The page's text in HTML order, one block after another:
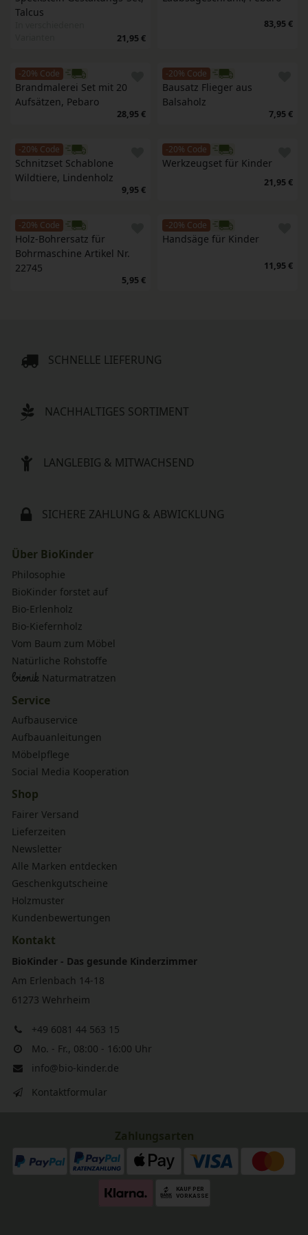
Talcus
21,95 €
83,95 €
-20% Code
Brandmalerei Set mit 20
Aufsätzen, Pebaro
28,95 €
-20% Code
Bausatz Flieger aus
Balsaholz
7,95 €
-20% Code
Schnitzset Schablone
Wildtiere, Lindenholz
9,95 €
-20% Code
Werkzeugset für Kinder
21,95 €
-20% Code
Holz-Bohrersatz für
Bohrmaschine Artikel Nr.
22745
5,95 €
-20% Code
Handsäge für Kinder
11,95 €
SCHNELLE LIEFERUNG
NACHHALTIGES SORTIMENT
LANGLEBIG & MITWACHSEND
SICHERE ZAHLUNG & ABWICKLUNG
Über BioKinder
Philosophie
BioKinder forstet auf
Bio-Erlenholz
Bio-Kiefernholz
Vom Baum zum Möbel
Natürliche Rohstoffe
bionik Naturmatratzen
Service
Aufbauservice
Aufbauanleitungen
Möbelpflege
Social Media Kooperation
Shop
Fairer Versand
Lieferzeiten
Newsletter
Alle Marken entdecken
Geschenkgutscheine
Holzmuster
Kundenbewertungen
Kontakt
BioKinder - Das gesunde Kinderzimmer
Am Erlenbach 14-18
61273 Wehrheim
+49 6081 44 563 15
Mo. - Fr., 08:00 - 16:00 Uhr
info@bio-kinder.de
Kontaktformular
Zahlungsarten